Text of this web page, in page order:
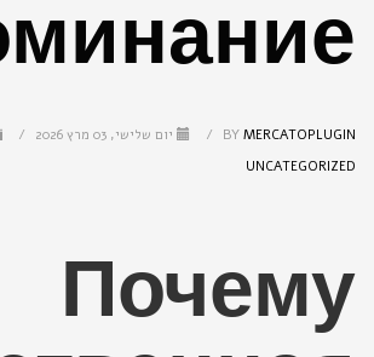
BY MERCATOPLUGIN
/ יום שלישי, 03 מרץ 2026 /
UNCATEGORIZED
Почему